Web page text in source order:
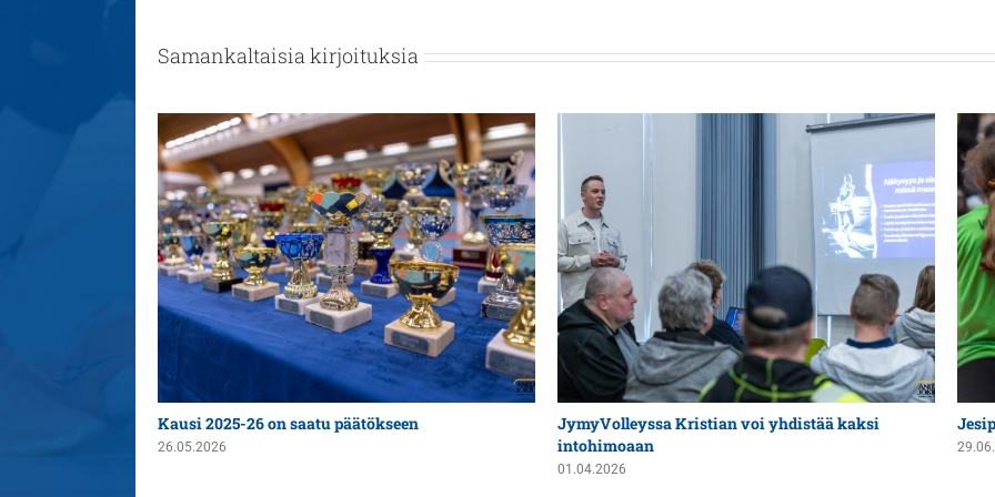
Samankaltaisia kirjoituksia
Kausi 2025-26 on saatu päätökseen
26.05.2026
JymyVolleyssa Kristian voi yhdistää kaksi
intohimoaan
01.04.2026